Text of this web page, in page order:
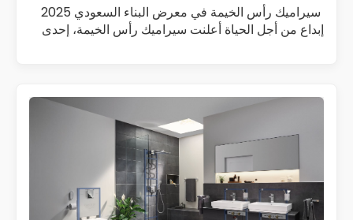
سيراميك رأس الخيمة في معرض البناء السعودي 2025
إبداع من أجل الحياة أعلنت سيراميك رأس الخيمة، إحدى